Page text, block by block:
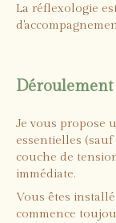
La réflexologie
Déroulement
Je vous propose
essentielles
couche de
immédiate.
Vous êtes
commence